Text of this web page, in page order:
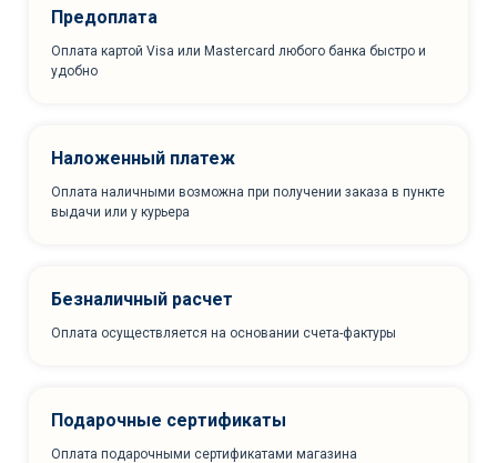
Предоплата
Оплата картой Visa или Mastercard любого банка быстро и
удобно
Наложенный платеж
Оплата наличными возможна при получении заказа в пункте
выдачи или у курьера
Безналичный расчет
Оплата осуществляется на основании счета-фактуры
Подарочные сертификаты
Оплата подарочными сертификатами магазина